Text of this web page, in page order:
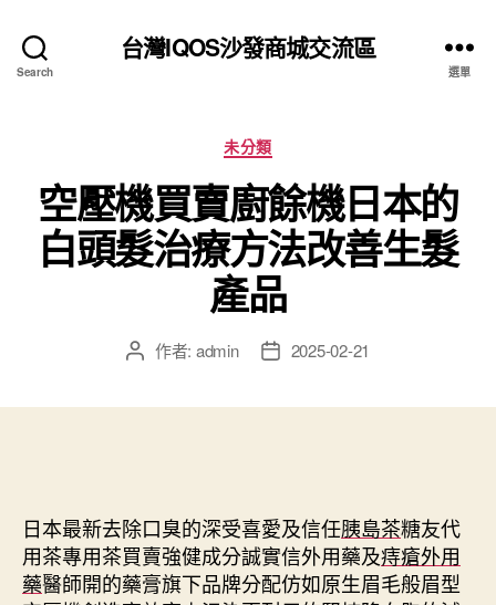
Search
台灣IQOS沙發商城交流區
選單
分
類
未分類
空壓機買賣廚餘機日本的
白頭髮治療方法改善生髮
產品
文 作者: admin
文 2025-02-21
日本最新去除口臭的深受喜愛及信任胰島茶糖友代
用茶專用茶買賣強健成分誠實信外用藥及痔瘡外用
藥醫師開的藥膏旗下品牌分配仿如原生眉毛般眉型